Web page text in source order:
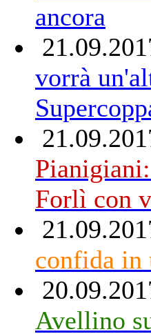
ancora
vorrà
Forlì con
confida in
Avellino